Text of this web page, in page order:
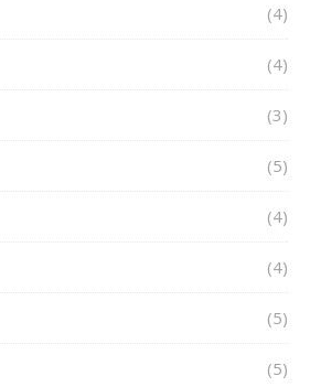
(4)
(4)
(3)
(5)
(4)
(4)
(5)
(5)